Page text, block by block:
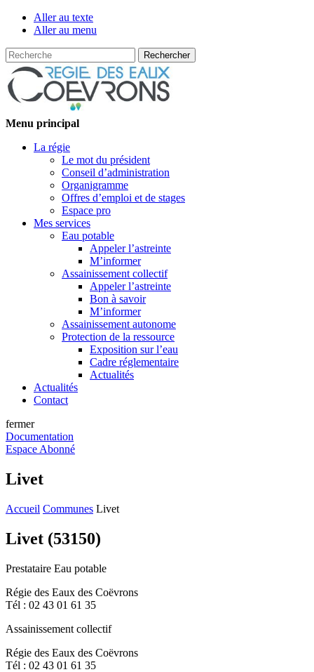
Aller au texte
Aller au menu
Recherche
Passer
contenu
Menu principal
La régie
Le mot du président
Conseil d’administration
Organigramme
Offres d’emploi et de stages
Espace pro
Mes services
Eau potable
Appeler l’astreinte
M’informer
Assainissement collectif
Appeler l’astreinte
Bon à savoir
M’informer
Assainissement autonome
Protection de la ressource
Exposition sur l’eau
Cadre réglementaire
Actualités
Actualités
Contact
fermer
Documentation
Espace Abonné
Livet
Accueil Communes Livet
Livet (53150)
Prestataire Eau potable
Régie des Eaux des Coëvrons
Tél : 02 43 01 61 35
Assainissement collectif
Régie des Eaux des Coëvrons
Tél : 02 43 01 61 35